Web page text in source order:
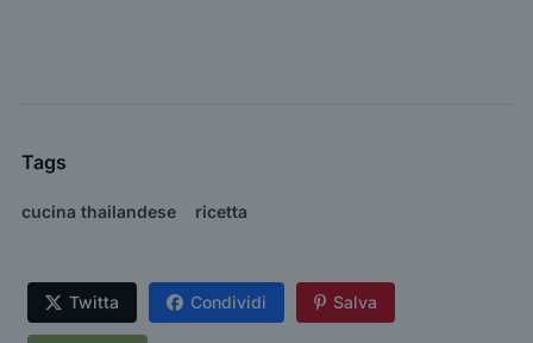
Tags
cucina thailandese ricetta
Twitta Condividi Salva